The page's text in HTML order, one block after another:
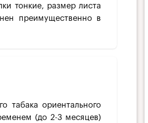
тонкие, размер листа
преимущественно в
табака ориентального
(до 2-3 месяцев)